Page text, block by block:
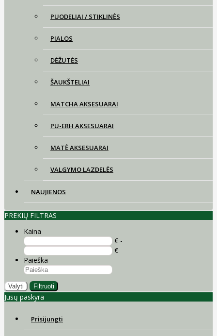
PUODELIAI / STIKLINĖS
PIALOS
DĖŽUTĖS
ŠAUKŠTELIAI
MATCHA AKSESUARAI
PU-ERH AKSESUARAI
MATĖ AKSESUARAI
VALGYMO LAZDELĖS
NAUJIENOS
PREKIŲ FILTRAS
Kaina
€ -
€
Paieška
Valyti Filtruoti
Jūsų paskyra
Prisijungti